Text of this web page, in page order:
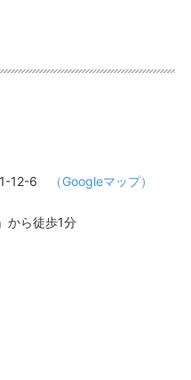
1-12-6
（Googleマップ）
から徒歩1分